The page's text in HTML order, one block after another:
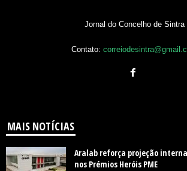
Jornal do Concelho de Sintra
Contato:
MAIS NOTÍCIAS
Aralab reforça projeção
nos Prémios Heróis PME